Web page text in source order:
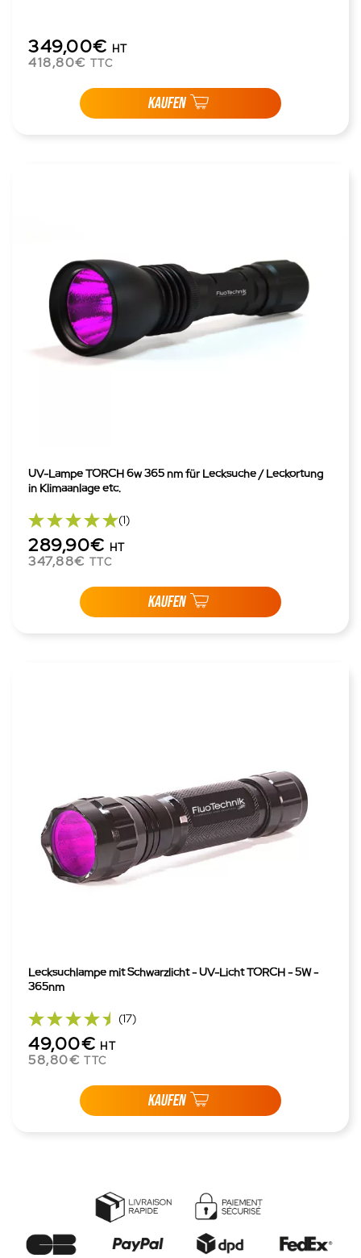
349,00€ HT
418,80€ TTC
KAUFEN
UV-Lampe TORCH 6w 365 nm für Lecksuche / Leckortung
in Klimaanlage etc.
(1)
289,90€ HT
347,88€ TTC
KAUFEN
Lecksuchlampe mit Schwarzlicht - UV-Licht TORCH - 5W -
365nm
(17)
49,00€ HT
58,80€ TTC
KAUFEN